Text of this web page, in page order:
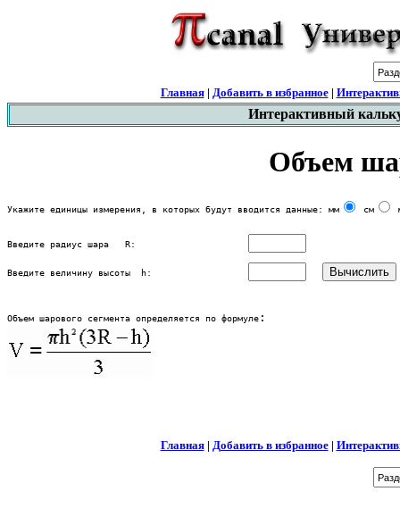
Главная| Добавить в избранное|
Интерактивный
Объем
Укажите единицы измерения, в которых будут вводится данные: мм см
Введите радиус шара   R:
Введите величину высоты  h:
Объем шарового сегмента определяется по формуле :
Главная| Добавить в избранное|